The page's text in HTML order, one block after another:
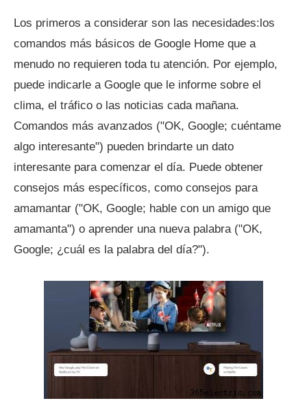
Los primeros a considerar son las necesidades:los
comandos más básicos de Google Home que a
menudo no requieren toda tu atención. Por ejemplo,
puede indicarle a Google que le informe sobre el
clima, el tráfico o las noticias cada mañana.
Comandos más avanzados ("OK, Google; cuéntame
algo interesante") pueden brindarte un dato
interesante para comenzar el día. Puede obtener
consejos más específicos, como consejos para
amamantar ("OK, Google; hable con un amigo que
amamanta") o aprender una nueva palabra ("OK,
Google; ¿cuál es la palabra del día?").